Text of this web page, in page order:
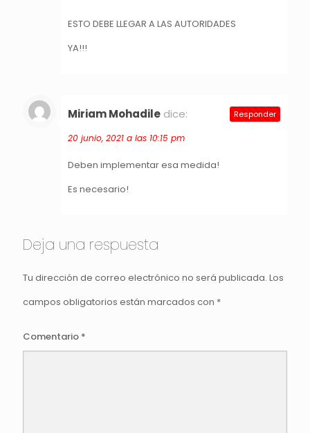
ESTO DEBE LLEGAR A LAS AUTORIDADES
YA!!!
Miriam Mohadile dice:
20 junio, 2021 a las 10:15 pm
Deben implementar esa medida!
Es necesario!
Responder
Deja una respuesta
Tu dirección de correo electrónico no será publicada. Los
campos obligatorios están marcados con *
Comentario *